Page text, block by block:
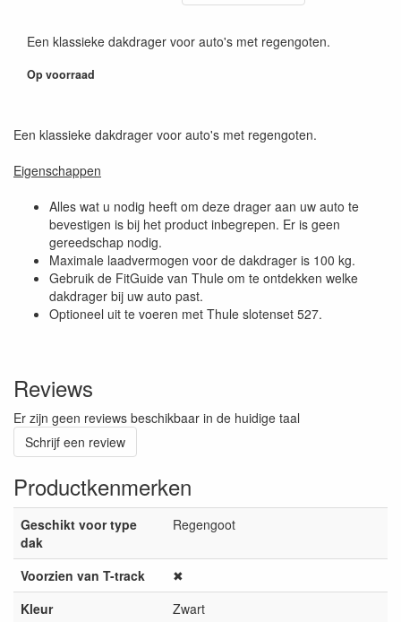
Een klassieke dakdrager voor auto's met regengoten.
Op voorraad
Een klassieke dakdrager voor auto's met regengoten.
Eigenschappen
Alles wat u nodig heeft om deze drager aan uw auto te
bevestigen is bij het product inbegrepen. Er is geen
gereedschap nodig.
Maximale laadvermogen voor de dakdrager is 100 kg.
Gebruik de FitGuide van Thule om te ontdekken welke
dakdrager bij uw auto past.
Optioneel uit te voeren met Thule slotenset 527.
Reviews
Er zijn geen reviews beschikbaar in de huidige taal
Schrijf een review
Productkenmerken
Geschikt voor type
dak
Regengoot
Voorzien van T-track
✖
Kleur
Zwart